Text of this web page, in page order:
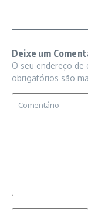
Deixe um
O seu endereço de
obrigatórios são